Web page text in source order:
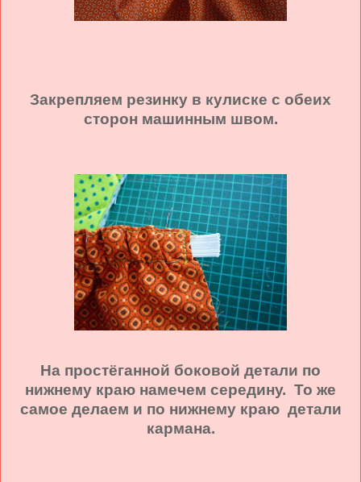
Закрепляем резинку в кулиске с обеих
сторон машинным швом.
На простёганной боковой детали по
нижнему краю намечем середину. То же
самое делаем и по нижнему краю детали
кармана.